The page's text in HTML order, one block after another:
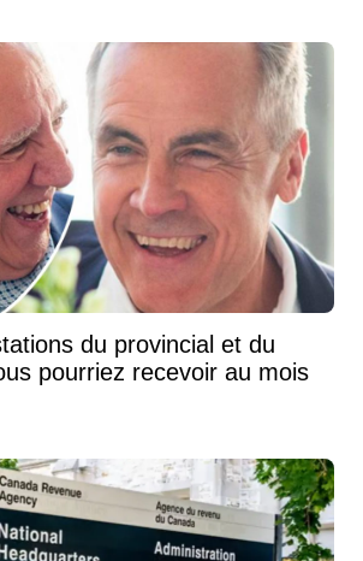
du provincial et du
pourriez recevoir au mois